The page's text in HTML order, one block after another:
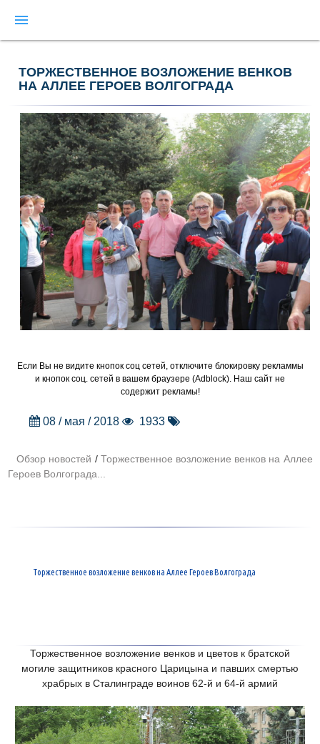
menu
ТОРЖЕСТВЕННОЕ ВОЗЛОЖЕНИЕ ВЕНКОВ
НА АЛЛЕЕ ГЕРОЕВ ВОЛГОГРАДА
Если Вы не видите кнопок соц сетей, отключите блокировку рекламмы
и кнопок соц. сетей в вашем браузере (Adblock). Наш сайт не
содержит рекламы!
08 / мая / 2018 1933
Обзор новостей /Торжественное возложение венков на Аллее
Героев Волгограда...
Торжественное возложение венков на Аллее Героев Волгограда
Торжественное возложение венков и цветов к братской
могиле защитников красного Царицына и павших смертью
храбрых в Сталинграде воинов 62-й и 64-й армий